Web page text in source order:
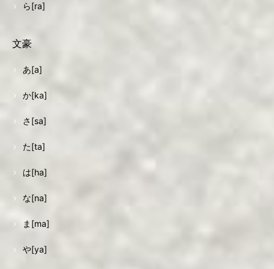
ら[ra]
文豪
あ[a]
か[ka]
さ[sa]
た[ta]
は[ha]
な[na]
ま[ma]
や[ya]